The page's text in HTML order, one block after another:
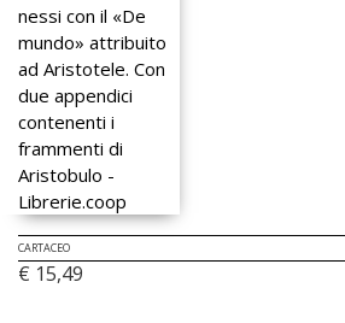
CARTACEO
€ 15,49